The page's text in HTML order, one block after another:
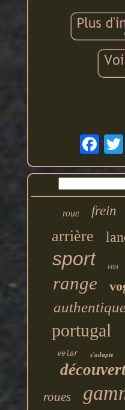
roue frein
arrière
sport l494
range
portugal
velar s'adapte
roues